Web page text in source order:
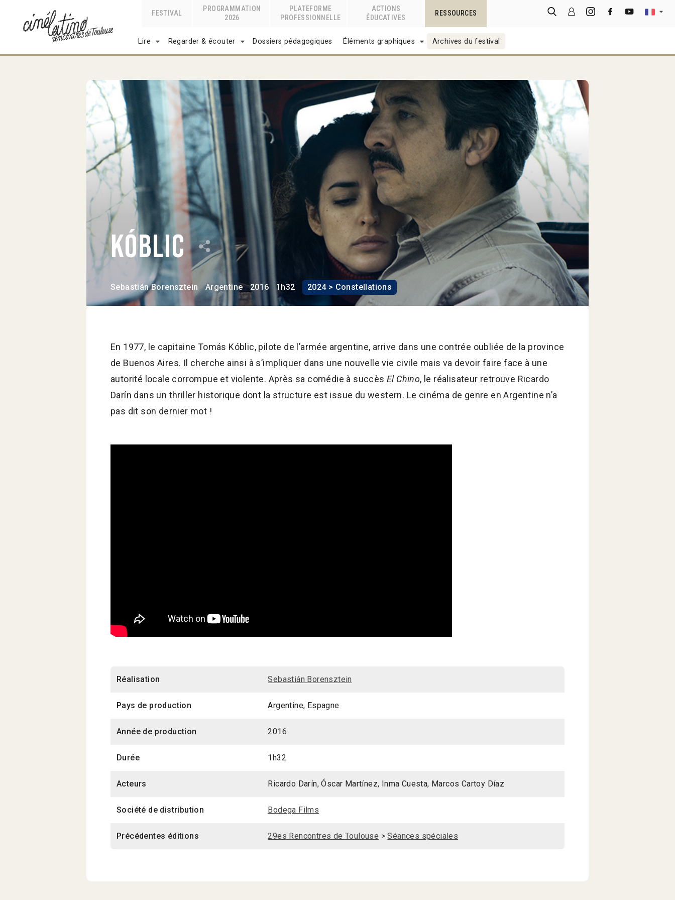
FESTIVAL
PROGRAMMATION
2026
PLATEFORME
PROFESSIONNELLE
ACTIONS
ÉDUCATIVES
RESSOURCES
Lire Regarder & écouter Dossiers pédagogiques Éléments graphiques Archives du festival
Kóblic
Sebastián Borensztein Argentine 2016 1h32 2024 > Constellations
En 1977, le capitaine Tomás Kóblic, pilote de l’armée argentine, arrive dans une contrée oubliée de la province
de Buenos Aires. Il cherche ainsi à s’impliquer dans une nouvelle vie civile mais va devoir faire face à une
autorité locale corrompue et violente. Après sa comédie à succès El Chino, le réalisateur retrouve Ricardo
Darín dans un thriller historique dont la structure est issue du western. Le cinéma de genre en Argentine n’a
pas dit son dernier mot !
Réalisation Sebastián Borensztein
Pays de production Argentine, Espagne
Année de production 2016
Durée 1h32
Acteurs Ricardo Darín, Óscar Martínez, Inma Cuesta, Marcos Cartoy Díaz
Société de distribution Bodega Films
Précédentes éditions 29es Rencontres de Toulouse >Séances spéciales